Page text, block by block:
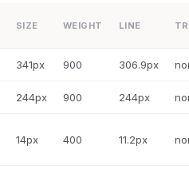
SIZE WEIGHT LINE
341px 900 306.9px
244px 900 244px
14px 400 11.2px